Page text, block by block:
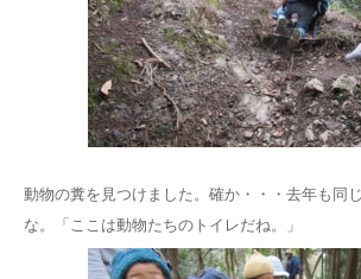
動物の糞を見つけました。確か・・・去年も同
な。「ここは動物たちのトイレだね。」